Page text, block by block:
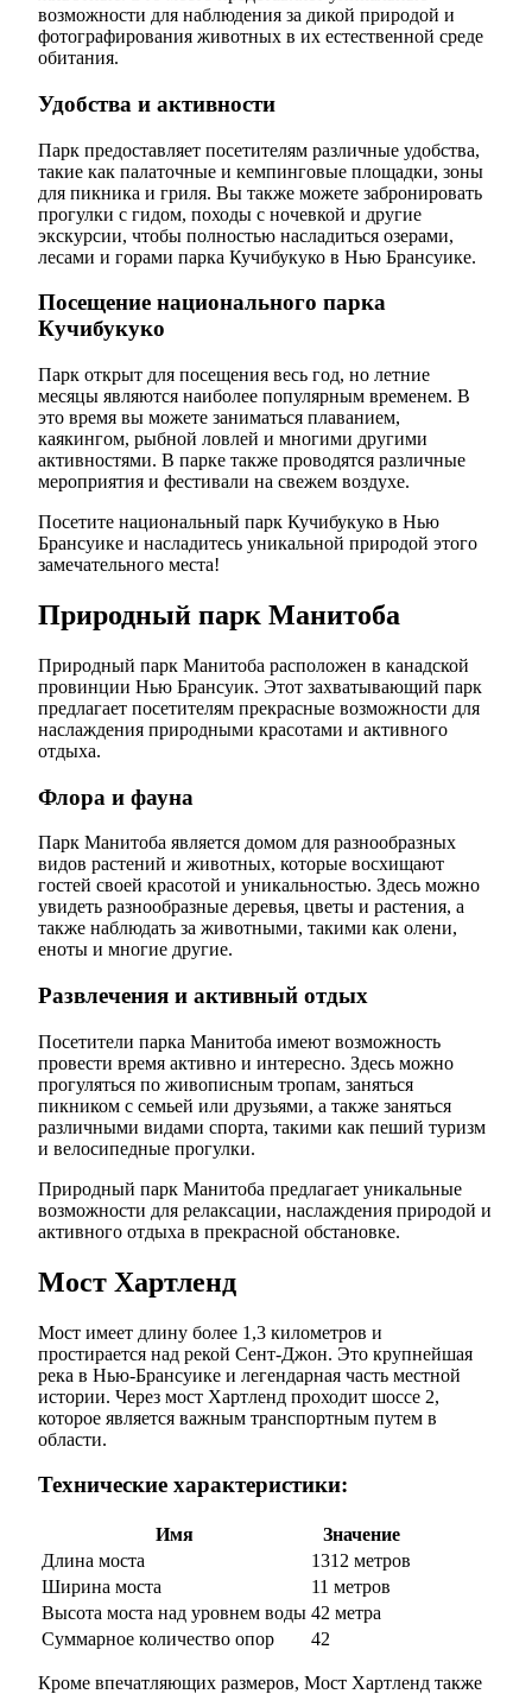
возможности для наблюдения за дикой природой и
фотографирования животных в их естественной среде
обитания.
Удобства и активности
Парк предоставляет посетителям различные удобства,
такие как палаточные и кемпинговые площадки, зоны
для пикника и гриля. Вы также можете забронировать
прогулки с гидом, походы с ночевкой и другие
экскурсии, чтобы полностью насладиться озерами,
лесами и горами парка Кучибукуко в Нью Брансуике.
Посещение национального парка
Кучибукуко
Парк открыт для посещения весь год, но летние
месяцы являются наиболее популярным временем. В
это время вы можете заниматься плаванием,
каякингом, рыбной ловлей и многими другими
активностями. В парке также проводятся различные
мероприятия и фестивали на свежем воздухе.
Посетите национальный парк Кучибукуко в Нью
Брансуике и насладитесь уникальной природой этого
замечательного места!
Природный парк Манитоба
Природный парк Манитоба расположен в канадской
провинции Нью Брансуик. Этот захватывающий парк
предлагает посетителям прекрасные возможности для
наслаждения природными красотами и активного
отдыха.
Флора и фауна
Парк Манитоба является домом для разнообразных
видов растений и животных, которые восхищают
гостей своей красотой и уникальностью. Здесь можно
увидеть разнообразные деревья, цветы и растения, а
также наблюдать за животными, такими как олени,
еноты и многие другие.
Развлечения и активный отдых
Посетители парка Манитоба имеют возможность
провести время активно и интересно. Здесь можно
прогуляться по живописным тропам, заняться
пикником с семьей или друзьями, а также заняться
различными видами спорта, такими как пеший туризм
и велосипедные прогулки.
Природный парк Манитоба предлагает уникальные
возможности для релаксации, наслаждения природой и
активного отдыха в прекрасной обстановке.
Мост Хартленд
Мост имеет длину более 1,3 километров и
простирается над рекой Сент-Джон. Это крупнейшая
река в Нью-Брансуике и легендарная часть местной
истории. Через мост Хартленд проходит шоссе 2,
которое является важным транспортным путем в
области.
Технические характеристики:
Имя
Значение
Длина моста
1312 метров
Ширина моста
11 метров
Высота моста над уровнем воды 42 метра
Суммарное количество опор
42
Кроме впечатляющих размеров, Мост Хартленд также